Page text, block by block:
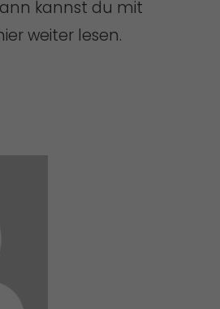
kannst du mit
weiter lesen.